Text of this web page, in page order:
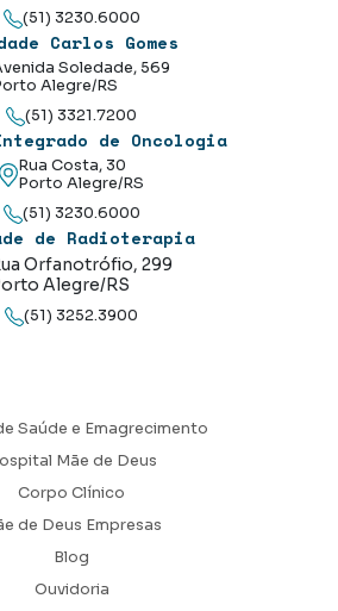
(51) 3230.6000
Carlos Gomes
Soledade, 569
Alegre/RS
(51) 3321.7200
de Oncologia
Rua Costa, 30
Porto Alegre/RS
(51) 3230.6000
de Radioterapia
Orfanotrófio, 299
Alegre/RS
(51) 3252.3900
Saúde e Emagrecimento
Mãe de Deus
Corpo Clínico
de Deus Empresas
Blog
Ouvidoria